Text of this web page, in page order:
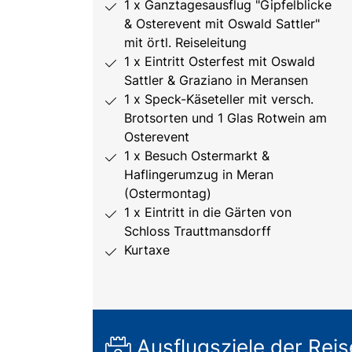
1 x Ganztagesausflug "Gipfelblicke
& Osterevent mit Oswald Sattler"
mit örtl. Reiseleitung
1 x Eintritt Osterfest mit Oswald
Sattler & Graziano in Meransen
1 x Speck-Käseteller mit versch.
Brotsorten und 1 Glas Rotwein am
Osterevent
1 x Besuch Ostermarkt &
Haflingerumzug in Meran
(Ostermontag)
1 x Eintritt in die Gärten von
Schloss Trauttmansdorff
Kurtaxe
Ausflugsziele der